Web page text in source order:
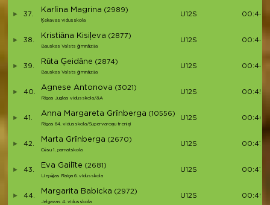
37.
Karlīna Magrina (2989)
Ķekavas vidusskola
U12S
38.
Kristiāna Kisiļeva (2877)
Bauskas Valsts ģimnāzija
U12S
39.
Rūta Ģeidāne (2874)
Bauskas Valsts ģimnāzija
U12S
40.
Agnese Antonova (3021)
Rīgas Juglas vidusskola/&A
U12S
41.
Anna Margareta Grīnberga (10556)
Rīgas 64. vidusskola/Supervaroņu treniņi
U12S
42.
Marta Grīnberga (2670)
Cēsu 1. pamatskola
U12S
43.
Eva Gailīte (2681)
Liepājas Raiņa 6. vidusskola
U12S
44.
Margarita Babicka (2972)
Jelgavas 4. vidusskola
U12S